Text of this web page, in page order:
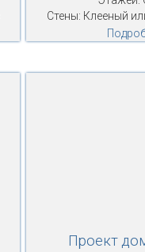
Стены: Клееный
Проект